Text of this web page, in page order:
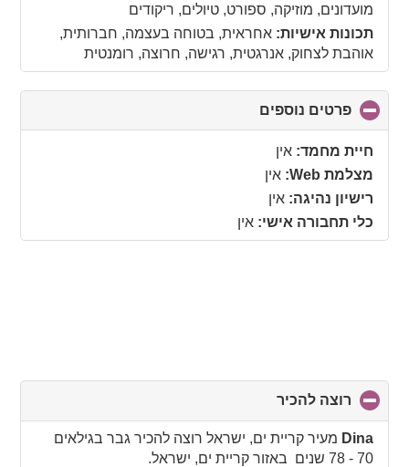
מועדונים, מוזיקה, ספורט, טיולים, ריקודים
תכונות אישיות: אחראית, בטוחה בעצמה, חברותית,
אוהבת לצחוק, אנרגטית, רגישה, חרוצה, רומנטית
פרטים נוספים
to
חיית מחמד: אין
מצלמת Web:
אין
רישיון נהיגה: אין
כלי תחבורה אישי: אין
רוצה להכיר
to
collapse
contents
Dina מעיר קריית ים, ישראל רוצה להכיר גבר בגילאים
70 - 78 שנים באזור קריית ים, ישראל.